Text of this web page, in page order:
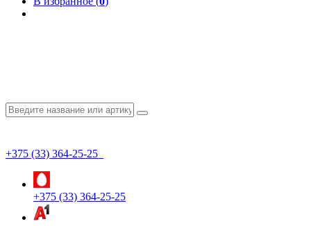
+375 (33) 364-25-25
+375 (33) 364-25-25